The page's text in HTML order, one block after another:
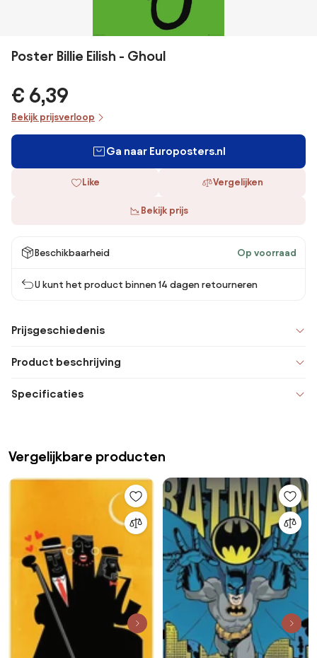
Poster Billie Eilish - Ghoul
€ 6,39
Bekijk prijsverloop
Ga naar Europosters.nl
Like Vergelijken
Bekijk prijs
Beschikbaarheid Op voorraad
U kunt het product binnen 14 dagen retourneren
Prijsgeschiedenis
Product beschrijving
Specificaties
Vergelijkbare producten